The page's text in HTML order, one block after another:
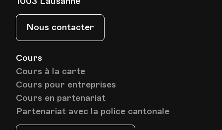
Av. de Cour 33
Date21.05.2025
Lieu
HEP - Haute Ecole Pédagogique - Salle 723
1005, Lausanne
Cours
Cours à la carte
Cours pour entreprises
Cours en partenariat
Partenariat avec la police cantonale
Nous contacter